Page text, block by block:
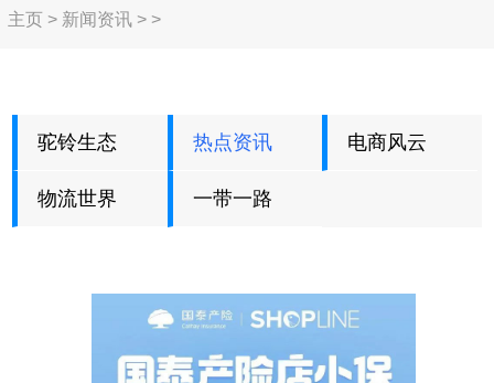
主页> 新闻资讯> >
驼铃生态 热点资讯 电商风云
物流世界 一带一路